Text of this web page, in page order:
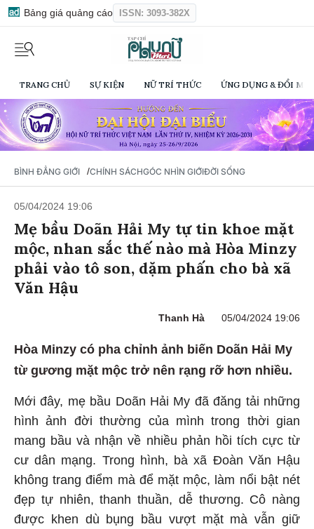
Bảng giá quảng cáo ISSN: 3093-382X
TRANG CHỦ SỰ KIỆN NỮ TRÍ THỨC ỨNG DỤNG & ĐỔI
BÌNH ĐẲNG GIỚI /CHÍNH SÁCHGÓC NHÌN GIỚIĐỜI SỐNG
05/04/2024 19:06
Mẹ bầu Doãn Hải My tự tin khoe mặt
mộc, nhan sắc thế nào mà Hòa Minzy
phải vào tô son, dặm phấn cho bà xã
Văn Hậu
Thanh Hà 05/04/2024 19:06
Hòa Minzy có pha chỉnh ảnh biến Doãn Hải My
từ gương mặt mộc trở nên rạng rỡ hơn nhiều.
Mới đây, mẹ bầu Doãn Hải My đã đăng tải những
hình ảnh đời thường của mình trong thời gian
mang bầu và nhận về nhiều phản hồi tích cực từ
cư dân mạng. Trong hình, bà xã Đoàn Văn Hậu
không trang điểm mà để mặt mộc, làm nổi bật nét
đẹp tự nhiên, thanh thuần, dễ thương. Cô nàng
được khen dù bụng bầu vượt mặt mà vẫn giữ